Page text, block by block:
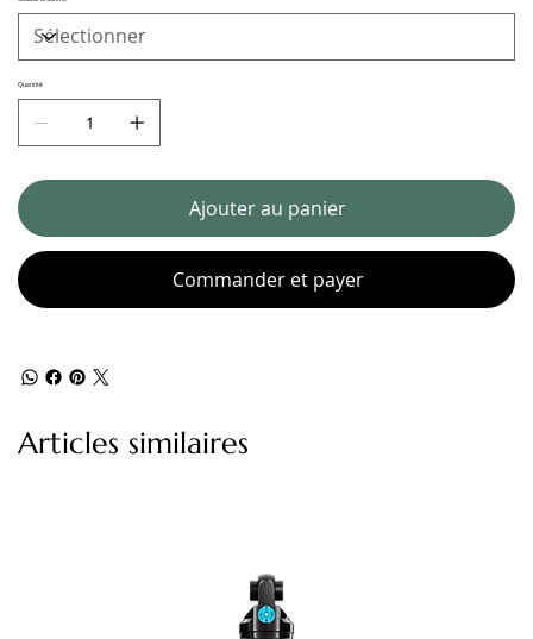
Quantité
Ajouter au panier
Commander et payer
Articles similaires